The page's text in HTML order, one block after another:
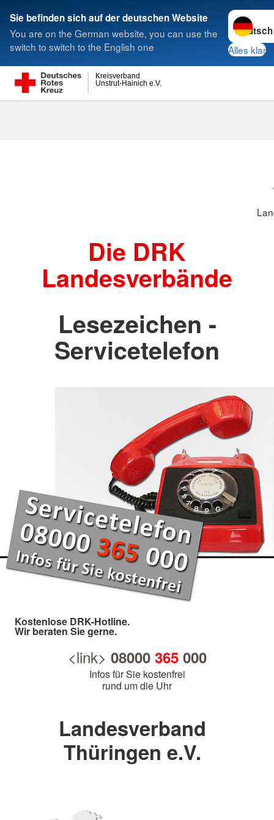
Sie befinden sich auf der deutschen Website
You are on the German website, you can use the
switch to switch to the English one
Sprache
Alles klar
Unstrut-Hainich e.V.
Kreisverband
Suche
Die DRK
Landesverbände
Lesezeichen -
Servicetelefon
Kostenlose DRK-Hotline.
Wir beraten Sie gerne.
<link> 08000 365000
Infos für Sie kostenfrei
rund um die Uhr
Landesverband
Thüringen e.V.